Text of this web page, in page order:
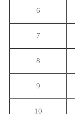
6
7
8
9
10